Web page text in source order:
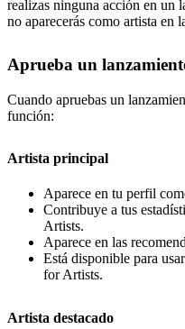
realizas ninguna acción en un
no aparecerás como artista en
Aprueba un
Cuando apruebas un
función:
Artista principal
Aparece en tu perfil
Contribuye a tus
Artists.
Aparece en las
Está disponible para
for Artists.
Artista destacado